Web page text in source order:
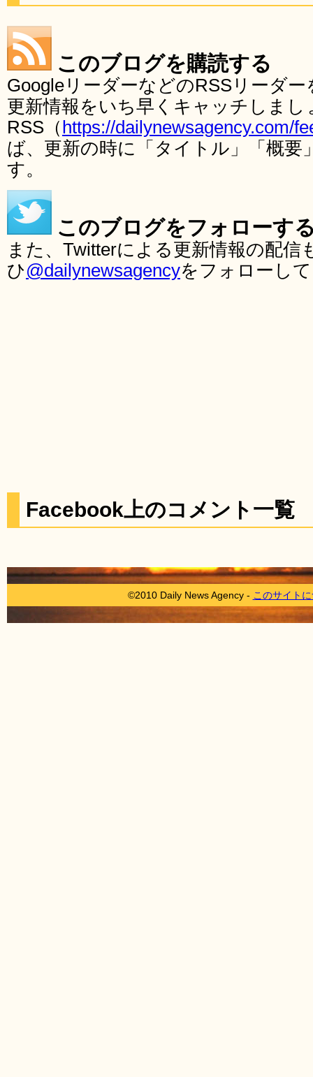
このブログを購読する
GoogleリーダーなどのRSSリーダ
更新情報をいち早くキャッチしま
RSS（ https://dailynewsagency.com/
ば、更新の時に「タイトル」「概要
す。
このブログをフォローす
また、Twitterによる更新情報の配
ひ@dailynewsagencyをフォローし
Facebook上のコメント一覧
©2010 Daily News Agency - このサイト